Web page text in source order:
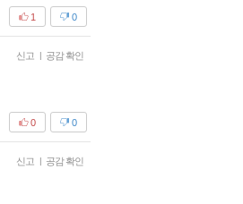
0
1
신고 공감 확인
0
0
신고 공감 확인